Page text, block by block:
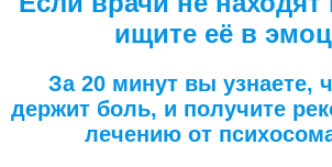
ищите её в
За 20 минут вы узнаете,
держит боль, и получите
лечению от